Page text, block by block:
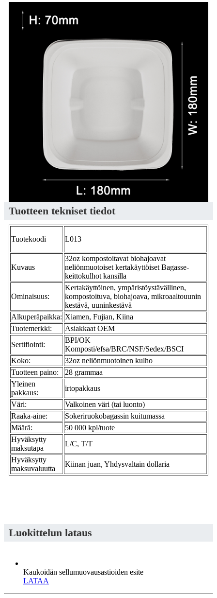
Tuotteen tekniset tiedot
Tuotekoodi L013
Kuvaus
32oz kompostoitavat biohajoavat
neliönmuotoiset kertakäyttöiset Bagasse-
keittokulhot kansilla
Ominaisuus:
Kertakäyttöinen, ympäristöystävällinen,
kompostoituva, biohajoava, mikroaaltouunin
kestävä, uuninkestävä
Alkuperäpaikka: Xiamen, Fujian, Kiina
Tuotemerkki:
Asiakkaat OEM
Sertifiointi:
BPI/OK
Komposti/efsa/BRC/NSF/Sedex/BSCI
Koko:
32oz neliönmuotoinen kulho
Tuotteen paino:
28 grammaa
Yleinen
pakkaus:
irtopakkaus
Väri:
Valkoinen väri (tai luonto)
Raaka-aine:
Sokeriruokobagassin kuitumassa
Määrä:
50 000 kpl/tuote
Hyväksytty
maksutapa
L/C, T/T
Hyväksytty
maksuvaluutta
Kiinan juan, Yhdysvaltain dollaria
Luokittelun lataus
Kaukoidän sellumuovausastioiden esite
LATAA